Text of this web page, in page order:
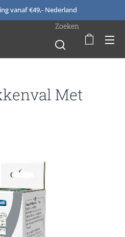
vanaf €49,- Nederland
Zoeken
Met